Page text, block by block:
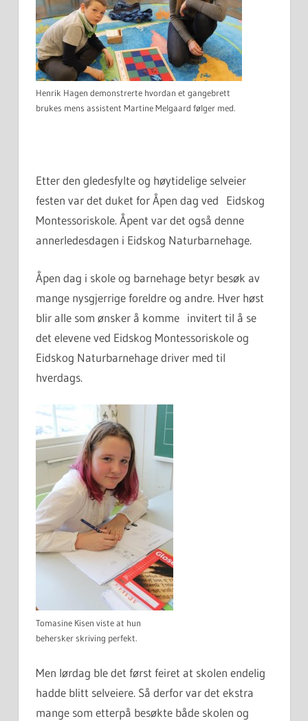
Henrik Hagen demonstrerte hvordan et gangebrett
brukes mens assistent Martine Melgaard følger med.
Etter den gledesfylte og høytidelige selveier
festen var det duket for Åpen dag ved Eidskog
Montessoriskole. Åpent var det også denne
annerledesdagen i Eidskog Naturbarnehage.
Åpen dag i skole og barnehage betyr besøk av
mange nysgjerrige foreldre og andre. Hver høst
blir alle som ønsker å komme invitert til å se
det elevene ved Eidskog Montessoriskole og
Eidskog Naturbarnehage driver med til
hverdags.
Tomasine Kisen viste at hun
behersker skriving perfekt.
Men lørdag ble det først feiret at skolen endelig
hadde blitt selveiere. Så derfor var det ekstra
mange som etterpå besøkte både skolen og